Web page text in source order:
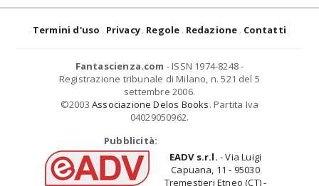
Termini d'uso Privacy Regole Redazione Contatti
Fantascienza.com - ISSN 1974-8248 -
Registrazione tribunale di Milano, n. 521 del 5
settembre 2006.
©2003 Associazione Delos Books. Partita Iva
04029050962.
Pubblicità:
EADV s.r.l. - Via Luigi
Capuana, 11 - 95030
Tremestieri Etneo (CT) -